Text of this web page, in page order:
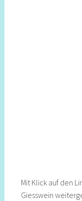
Mit Klick auf den
Giesswein